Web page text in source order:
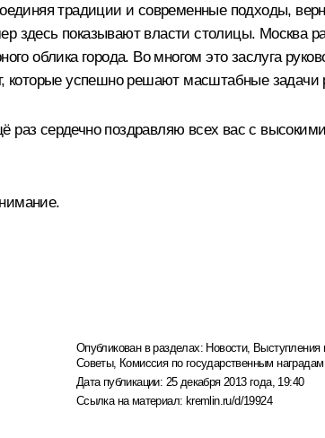
традиции и современные подходы,
здесь показывают власти столицы. Москва
облика города. Во многом это заслуга
которые успешно решают масштабные задачи
раз сердечно поздравляю всех вас с
Опубликован в разделах: Новости, Выступления
Советы, Комиссия по государственным наградам
Дата публикации: 25 декабря 2013 года, 19:40
Ссылка на материал: kremlin.ru/d/19924